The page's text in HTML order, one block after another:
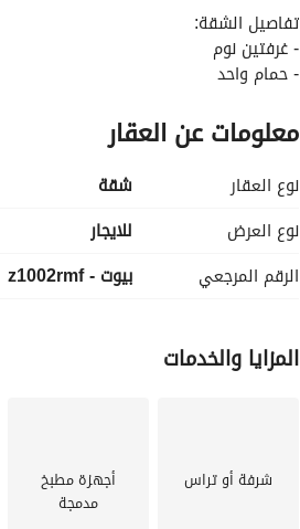
تفاصيل الشقة:
- غرفتين نوم
- حمام واحد
- دور التاني بدون أسانسير
- أثاث راقى
- مكيفة بالكامل
- تشطيب سوبر لوكس
مميز في قلب القاهرة.
معلومات عن العقار
نوع العقار
شقة
نوع العرض
للايجار
الرقم المرجعي
بيوت - z1002rmf
المزايا والخدمات
شرفة أو تراس أجهزة مطبخ
مدمجة